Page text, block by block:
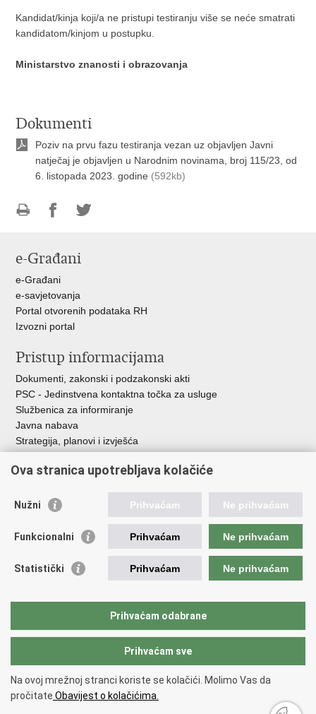
Kandidat/kinja koji/a ne pristupi testiranju više se neće smatrati
kandidatom/kinjom u postupku.
Ministarstvo znanosti i obrazovanja
Dokumenti
Poziv na prvu fazu testiranja vezan uz objavljen Javni
natječaj je objavljen u Narodnim novinama, broj 115/23, od
6. listopada 2023. godine (592kb)
FacebookuTwitteru
e-Građani
e-Građani
e-savjetovanja
Portal otvorenih podataka RH
Izvozni portal
Pristup informacijama
Dokumenti, zakonski i podzakonski akti
PSC - Jedinstvena kontaktna točka za usluge
Službenica za informiranje
Javna nabava
Strategija, planovi i izvješća
Korisne poveznice
Vlada RH
ASOO
CARNET
Copyright © 2026 Ministarstvo znanosti, obrazovanja i mladih.
korištenjaIzjava o pristupačnosti
Ova stranica upotrebljava kolačiće
Nužni Prihvaćam Ne prihvaćam
Funkcionalni Prihvaćam Ne prihvaćam
Statistički Prihvaćam Ne prihvaćam
Prihvaćam odabrane
Prihvaćam sve
Na ovoj mrežnoj stranci koriste se kolačići. Molimo Vas da
pročitate Obavijest o kolačićima.